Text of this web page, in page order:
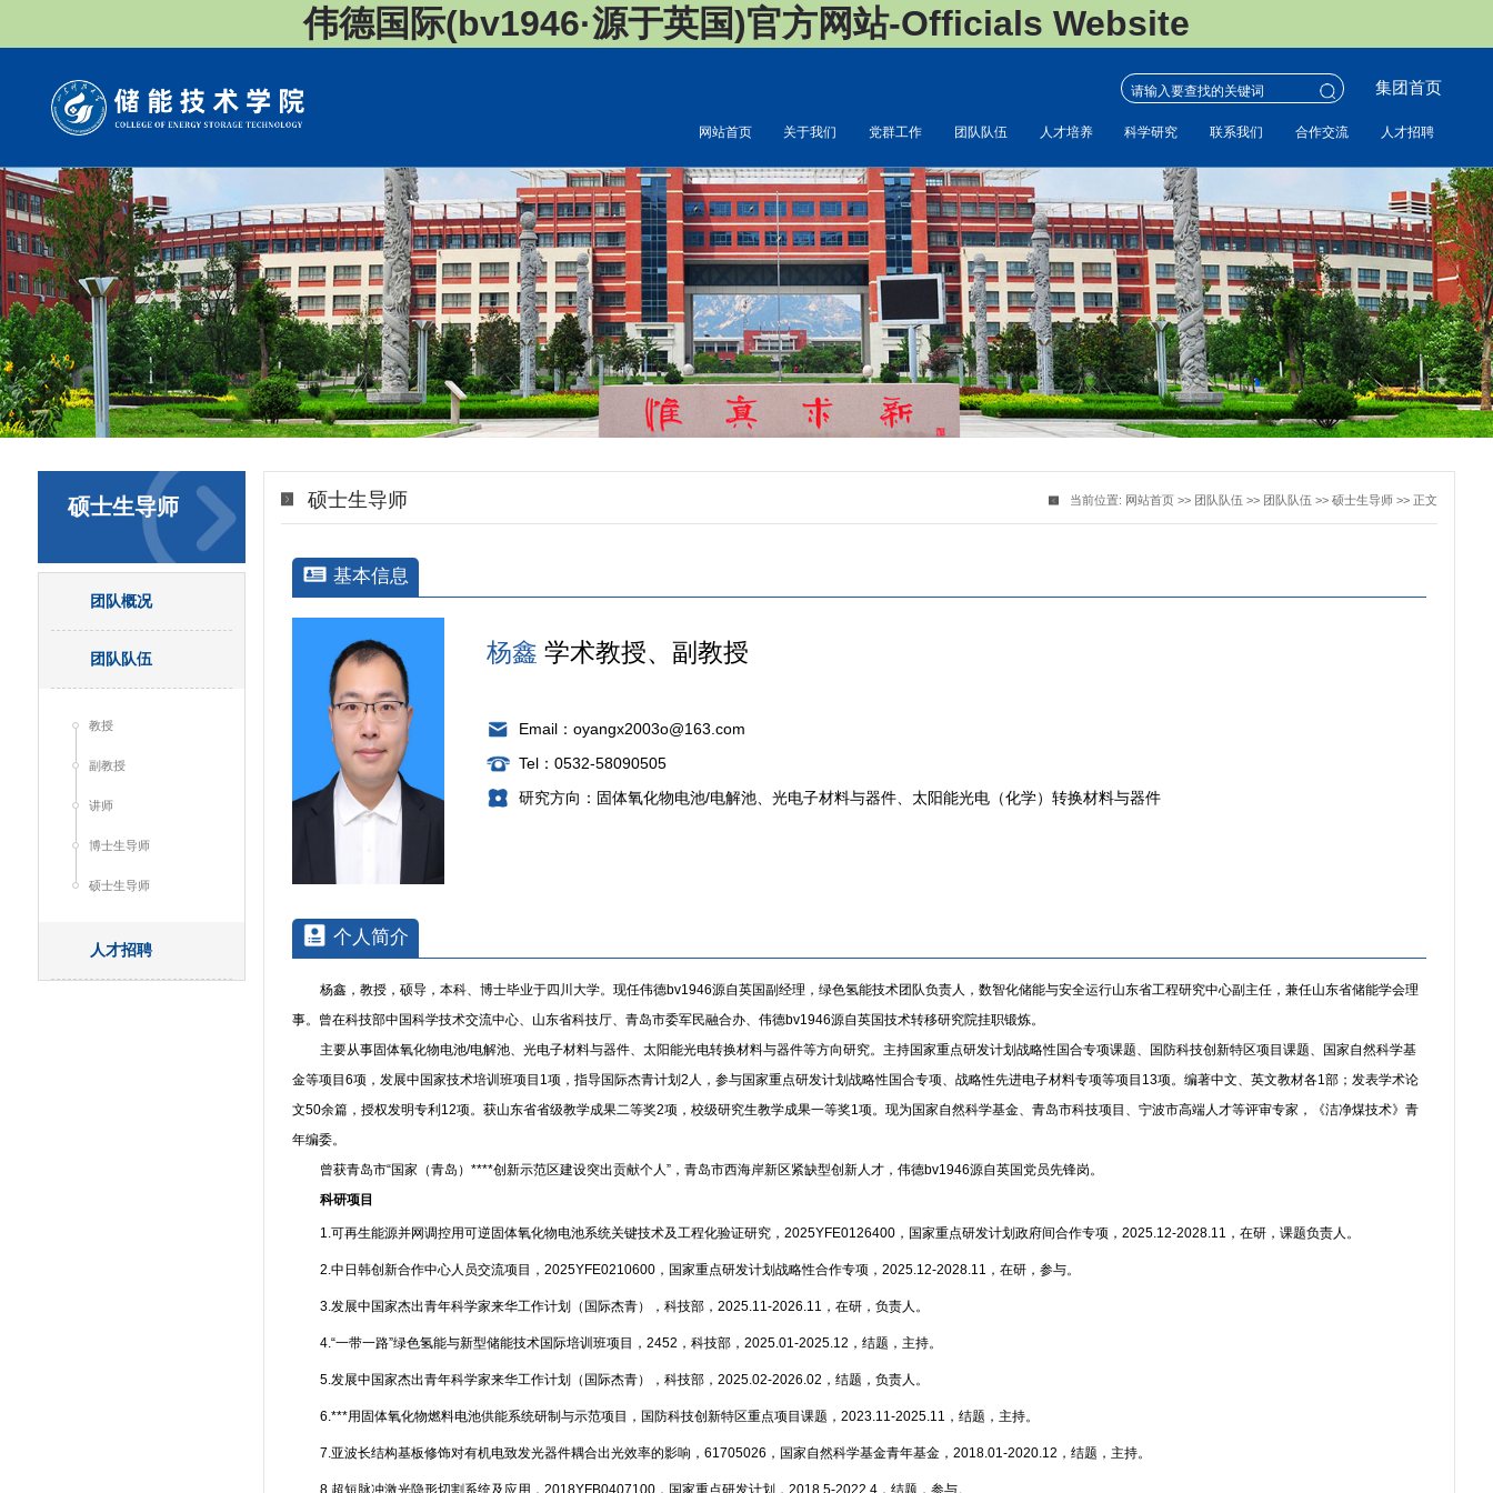
伟德国际(bv1946·源于英国)官方网站-Officials Website
集团首页
网站首页 关于我们 党群工作 团队队伍 人才培养 科学研究 联系我们 合作交流 人才招聘
硕士生导师
团队概况
团队队伍
教授
副教授
讲师
博士生导师
硕士生导师
人才招聘
硕士生导师 当前位置: 网站首页 >> 团队队伍 >> 团队队伍 >>硕士生导师 >> 正文
基本信息
杨鑫 学术教授、副教授
Email：oyangx2003o@163.com
Tel：0532-58090505
研究方向：固体氧化物电池/电解池、光电子材料与器件、太阳能光电（化学）转换材料与器件
个人简介
杨鑫，教授，硕导，本科、博士毕业于四川大学。现任伟德bv1946源自英国副经理，绿色氢能技术团队负责人，数智化储能与安全运行山东省工程研究中心副主任，兼任山东省储能学会理
事。曾在科技部中国科学技术交流中心、山东省科技厅、青岛市委军民融合办、伟德bv1946源自英国技术转移研究院挂职锻炼。
主要从事固体氧化物电池/电解池、光电子材料与器件、太阳能光电转换材料与器件等方向研究。主持国家重点研发计划战略性国合专项课题、国防科技创新特区项目课题、国家自然科学基
金等项目6项，发展中国家技术培训班项目1项，指导国际杰青计划2人，参与国家重点研发计划战略性国合专项、战略性先进电子材料专项等项目13项。编著中文、英文教材各1部；发表学术论
文50余篇，授权发明专利12项。获山东省省级教学成果二等奖2项，校级研究生教学成果一等奖1项。现为国家自然科学基金、青岛市科技项目、宁波市高端人才等评审专家，《洁净煤技术》青
年编委。
曾获青岛市“国家（青岛）****创新示范区建设突出贡献个人”，青岛市西海岸新区紧缺型创新人才，伟德bv1946源自英国党员先锋岗。
科研项目
1.可再生能源并网调控用可逆固体氧化物电池系统关键技术及工程化验证研究，2025YFE0126400，国家重点研发计划政府间合作专项，2025.12-2028.11，在研，课题负责人。
2.中日韩创新合作中心人员交流项目，2025YFE0210600，国家重点研发计划战略性合作专项，2025.12-2028.11，在研，参与。
3.发展中国家杰出青年科学家来华工作计划（国际杰青），科技部，2025.11-2026.11，在研，负责人。
4.“一带一路”绿色氢能与新型储能技术国际培训班项目，2452，科技部，2025.01-2025.12，结题，主持。
5.发展中国家杰出青年科学家来华工作计划（国际杰青），科技部，2025.02-2026.02，结题，负责人。
6.***用固体氧化物燃料电池供能系统研制与示范项目，国防科技创新特区重点项目课题，2023.11-2025.11，结题，主持。
7.亚波长结构基板修饰对有机电致发光器件耦合出光效率的影响，61705026，国家自然科学基金青年基金，2018.01-2020.12，结题，主持。
8.超短脉冲激光隐形切割系统及应用，2018YFB0407100，国家重点研发计划，2018.5-2022.4，结题，参与。